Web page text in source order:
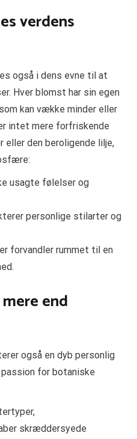
verdens
også i dens evne til at
Hver blomst har sin egen
kan vække minder eller
intet mere forfriskende
den beroligende lilje,
usagte følelser og
personlige stilarter og
forvandler rummet til en
end
også en dyb personlig
for botaniske
skræddersyede